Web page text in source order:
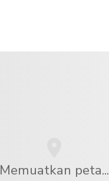
Memuatkan peta...